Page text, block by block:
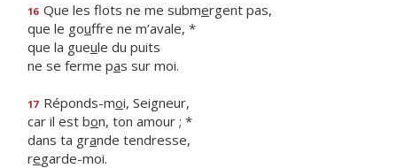
16 Que les flots ne me submergent pas,
que le gouffre ne m’avale, *
que la gueule du puits
ne se ferme pas sur moi.
17 Réponds-moi, Seigneur,
car il est bon, ton amour ; *
dans ta grande tendresse,
regarde-moi.